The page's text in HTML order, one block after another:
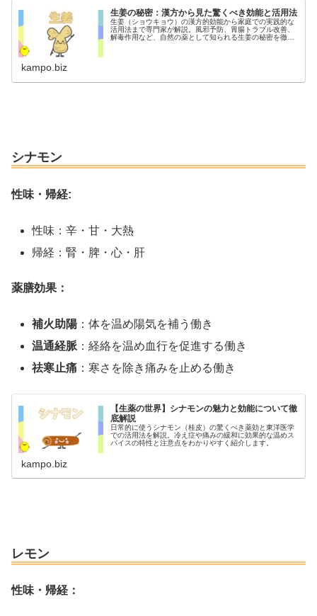
生姜の秘密：漢方から見た驚くべき効能と活用法
生姜（ショウキョウ）の漢方的効能から家庭での実践的な
活用法まで専門家が解説。風邪予防、胃腸トラブル改善、
解毒作用など、自然の薬として知られる生姜の秘密を徹底
kampo.biz
シナモン
性味・帰経:
性味：辛・甘・大熱
帰経：腎・脾・心・肝
薬膳効果：
補火助陽 ：体を温め陽気を補う働き
温通経脈 ：経絡を温め血行を促進する働き
祛寒止痛 ：寒さを除き痛みを止める働き
【生薬の世界】シナモンの魅力と効能について徹
底解説
日常的に使うシナモン（桂皮）の驚くべき薬効と東洋医学
での活用法を解説。冷え症や痛みの緩和に効果的な温めス
パイスの特性と注意点をわかりやすく紹介します。
kampo.biz
レモン
性味・帰経：